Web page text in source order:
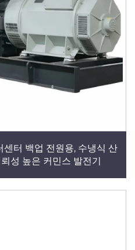
터 백업 전원용, 수냉식 산
성 높은 커민스 발전기